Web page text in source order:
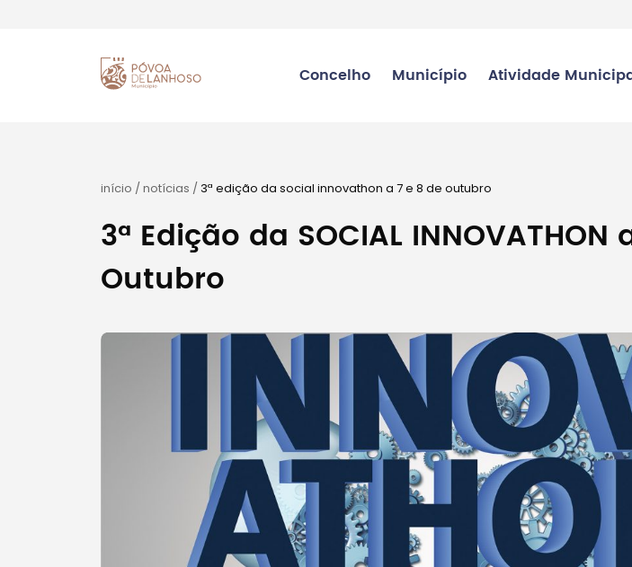
Concelho Município Atividade
início /notícias /3ª edição da social innovathon a 7 e 8 de outubro
3ª Edição da SOCIAL INNOVATHON
Outubro